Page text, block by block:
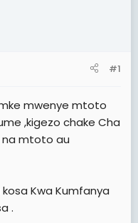
#1
mwenye mtoto
,kigezo chake Cha
na mtoto au
Kwa Kumfanya
.